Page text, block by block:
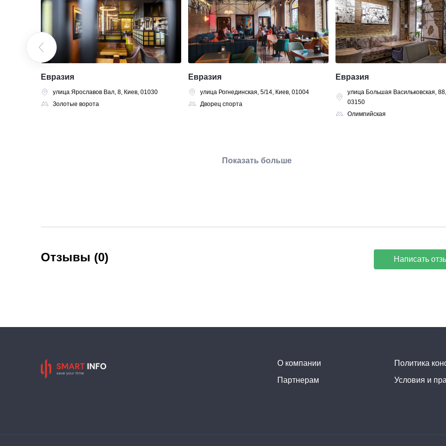
Евразия
улица Ярославов Вал, 8, Киев, 01030
Золотые ворота
Евразия
улица Рогнединская, 5/14, Киев, 01004
Дворец спорта
Евразия
улица Большая Васильковская,
03150
Олимпийская
Показать больше
Отзывы (0) Написать
О компании
Партнерам
Политика
Условия и